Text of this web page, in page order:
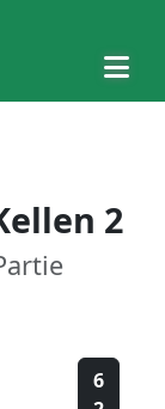
2
6